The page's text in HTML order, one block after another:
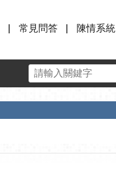
常見問答 陳情系統